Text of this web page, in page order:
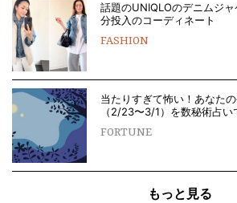
話題のUNIQLOのデニムジ
分投入のコーディネート
FASHION
当たりすぎて怖い！あなた
（2/23〜3/1）を数秘術占い
FORTUNE
もっと見る